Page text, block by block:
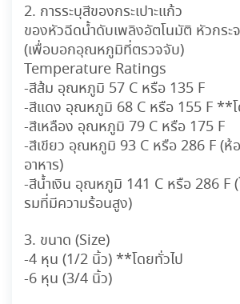
2. การระบุสีของกระเปาะแก้ว
ของหัวฉีดน้ำดับเพลิงอัตโนมัติ หัวกระ
(เพื่อบอกอุณหภูมิที่ตรวจจับ)
Temperature Ratings
-สีส้ม อุณหภูมิ 57 C หรือ 135 F
-สีแดง อุณหภูมิ 68 C หรือ 155 F **โ
-สีเหลือง อุณหภูมิ 79 C หรือ 175 F
-สีเขียว อุณหภูมิ 93 C หรือ 286 F (ห้
อาหาร)
-สีน้ำเงิน อุณหภูมิ 141 C หรือ 286 F (
รมที่มีความร้อนสูง)
3. ขนาด (Size)
-4 หุน (1/2 นิ้ว) **โดยทั่วไป
-6 หุน (3/4 นิ้ว)